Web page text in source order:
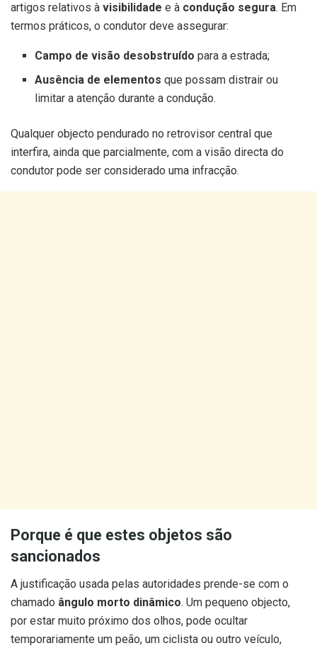
artigos relativos à visibilidade e à condução segura. Em
termos práticos, o condutor deve assegurar:
Campo de visão desobstruído para a estrada;
Ausência de elementos que possam distrair ou
limitar a atenção durante a condução.
Qualquer objecto pendurado no retrovisor central que
interfira, ainda que parcialmente, com a visão directa do
condutor pode ser considerado uma infracção.
Porque é que estes objetos são
sancionados
A justificação usada pelas autoridades prende-se com o
chamado ângulo morto dinâmico. Um pequeno objecto,
por estar muito próximo dos olhos, pode ocultar
temporariamente um peão, um ciclista ou outro veículo,